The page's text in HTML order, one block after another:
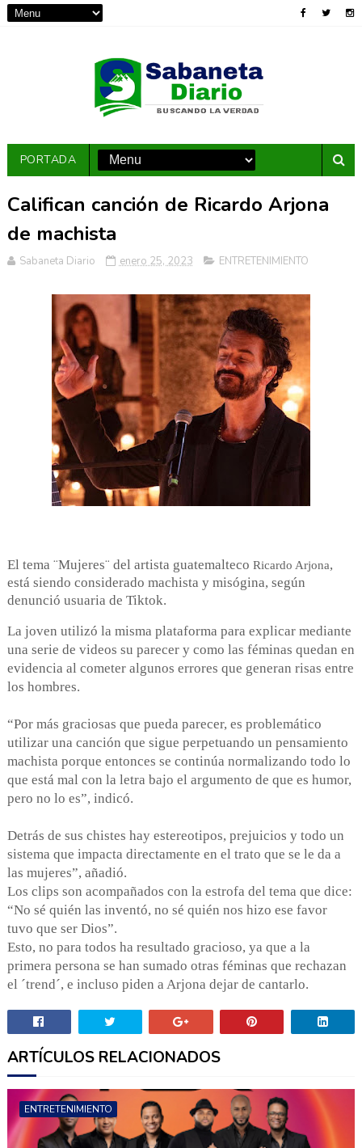
PORTADA
Califican canción de Ricardo Arjona
de machista
Sabaneta Diario enero 25, 2023 ENTRETENIMIENTO
El tema ¨Mujeres¨ del artista guatemalteco Ricardo Arjona,
está siendo considerado machista y misógina, según
denunció usuaria de Tiktok.
La joven utilizó la misma plataforma para explicar mediante
una serie de videos su parecer y como las féminas quedan en
evidencia al cometer algunos errores que generan risas entre
los hombres.
“Por más graciosas que pueda parecer, es problemático
utilizar una canción que sigue perpetuando un pensamiento
machista porque entonces se continúa normalizando todo lo
que está mal con la letra bajo el argumento de que es humor,
pero no lo es”, indicó.
Detrás de sus chistes hay estereotipos, prejuicios y todo un
sistema que impacta directamente en el trato que se le da a
las mujeres”, añadió.
Los clips son acompañados con la estrofa del tema que dice:
“No sé quién las inventó, no sé quién nos hizo ese favor
tuvo que ser Dios”.
Esto, no para todos ha resultado gracioso, ya que a la
primera persona se han sumado otras féminas que rechazan
el ´trend´, e incluso piden a Arjona dejar de cantarlo.
ARTÍCULOS RELACIONADOS
ENTRETENIMIENTO